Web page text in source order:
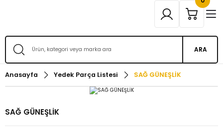
ARA
Anasayfa Yedek Parça Listesi SAĞ GÜNEŞLİK
SAĞ GÜNEŞLİK